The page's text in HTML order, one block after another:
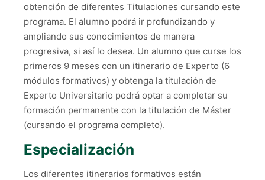
obtención de diferentes Titulaciones cursando este
programa. El alumno podrá ir profundizando y
ampliando sus conocimientos de manera
progresiva, si así lo desea. Un alumno que curse los
primeros 9 meses con un itinerario de Experto (6
módulos formativos) y obtenga la titulación de
Experto Universitario podrá optar a completar su
formación permanente con la titulación de Máster
(cursando el programa completo).
Especialización
Los diferentes itinerarios formativos están